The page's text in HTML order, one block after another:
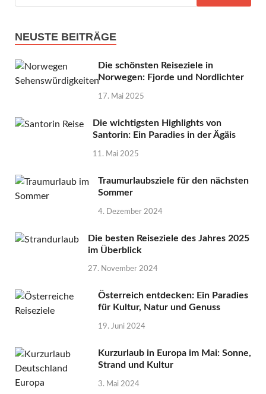
NEUSTE BEITRÄGE
Die schönsten Reiseziele in
Norwegen: Fjorde und Nordlichter
17. Mai 2025
Die wichtigsten Highlights von
Santorin: Ein Paradies in der Ägäis
11. Mai 2025
Traumurlaubsziele für den nächsten
Sommer
4. Dezember 2024
Die besten Reiseziele des Jahres 2025
im Überblick
27. November 2024
Österreich entdecken: Ein Paradies
für Kultur, Natur und Genuss
19. Juni 2024
Kurzurlaub in Europa im Mai: Sonne,
Strand und Kultur
3. Mai 2024